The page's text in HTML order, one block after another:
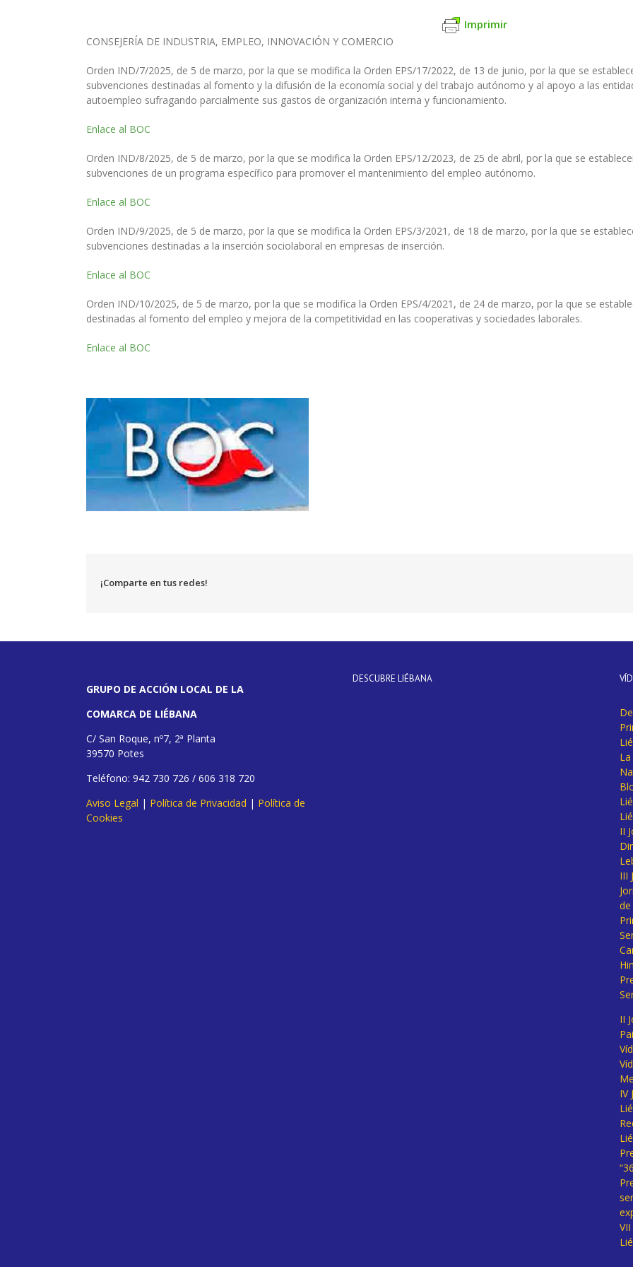
Imprimir
CONSEJERÍA DE INDUSTRIA, EMPLEO, INNOVACIÓN Y COMERCIO
Orden IND/7/2025, de 5 de marzo, por la que se modifica la Orden EPS/17/2022, de 13 de junio, por la que se
subvenciones destinadas al fomento y la difusión de la economía social y del trabajo autónomo y al apoyo a las
autoempleo sufragando parcialmente sus gastos de organización interna y funcionamiento.
Enlace al BOC
Orden IND/8/2025, de 5 de marzo, por la que se modifica la Orden EPS/12/2023, de 25 de abril, por la que se
subvenciones de un programa específico para promover el mantenimiento del empleo autónomo.
Enlace al BOC
Orden IND/9/2025, de 5 de marzo, por la que se modifica la Orden EPS/3/2021, de 18 de marzo, por la que se
subvenciones destinadas a la inserción sociolaboral en empresas de inserción.
Enlace al BOC
Orden IND/10/2025, de 5 de marzo, por la que se modifica la Orden EPS/4/2021, de 24 de marzo, por la que se
destinadas al fomento del empleo y mejora de la competitividad en las cooperativas y sociedades laborales.
Enlace al BOC
¡Comparte en tus redes!
GRUPO DE ACCIÓN LOCAL DE LA
COMARCA DE LIÉBANA
C/ San Roque, nº7, 2ª Planta
39570 Potes
Teléfono: 942 730 726 / 606 318 720
Aviso Legal | Política de Privacidad | Política de
Cookies
DESCUBRE LIÉBANA
II
III
II
IV